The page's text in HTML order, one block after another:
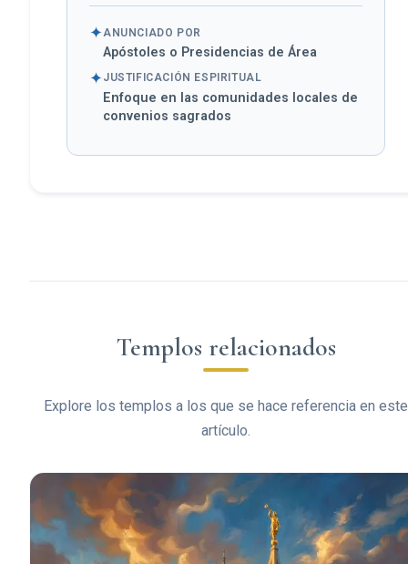
✦ANUNCIADO POR
Apóstoles o Presidencias de Área
✦JUSTIFICACIÓN ESPIRITUAL
Enfoque en las comunidades locales de
convenios sagrados
Templos relacionados
Explore los templos a los que se hace referencia en este
artículo.